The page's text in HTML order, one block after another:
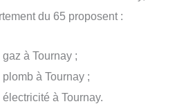
du 65 proposent :
à Tournay ;
à Tournay ;
à Tournay.